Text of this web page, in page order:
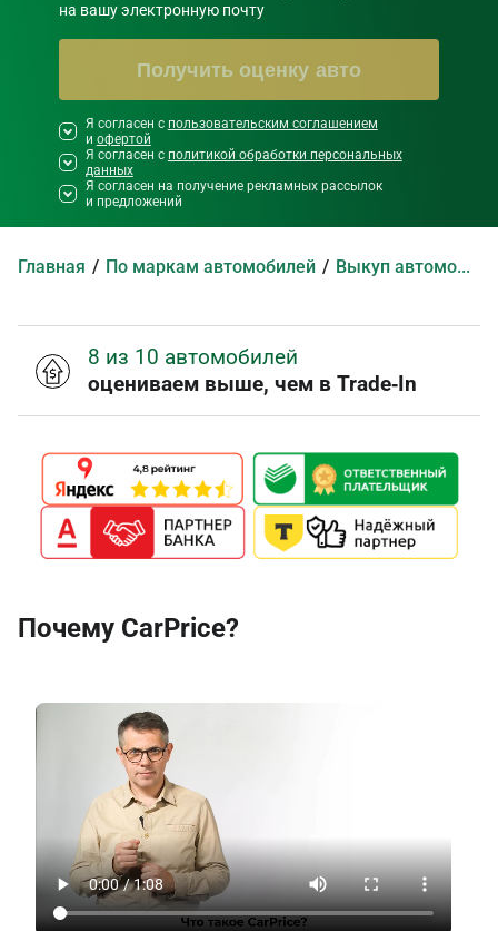
на вашу электронную почту
Получить оценку авто
Необходимо согласиться со всеми
правилами и условиями ниже
Я согласен с пользовательским соглашением
и офертой
Я согласен с политикой обработки персональных
данных
Я согласен на получение рекламных рассылок
и предложений
Главная По маркам автомобилей Выкуп автомобилей Hanteng
8 из 10 автомобилей
оцениваем выше, чем в Trade‑In
Почему CarPrice?